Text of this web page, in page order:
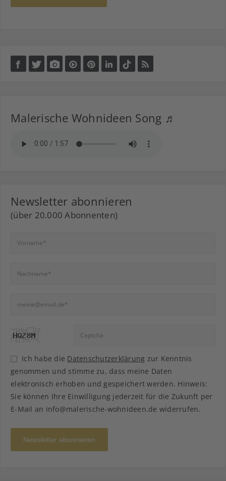
Malerische Wohnideen Song ♬
Newsletter abonnieren
(über 20.000 Abonnenten)
Ich habe die Datenschutzerklärung zur Kenntnis
genommen und stimme zu, dass meine Daten
elektronisch erhoben und gespeichert werden. Hinweis:
Sie können Ihre Einwilligung jederzeit für die Zukunft per
E-Mail an info@malerische-wohnideen.de widerrufen.